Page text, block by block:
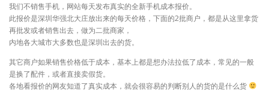
我们不销售手机，网站每天发布真实的全新手机成本报价。
此报价是深圳华强北大庄放出来的每天价格，下面的2批商户，都是从这里拿货
再批发或者销售出去，做为二批商家，
内地各大城市大多数也是深圳出去的货。
其它商户如果销售价格低于成本，基本上都是想办法拉低了成本，常见的一般
是换了配件，或者直接卖假货。
各地看报价的网友知道了真实成本，就会很容易的判断别人的货的是什么货